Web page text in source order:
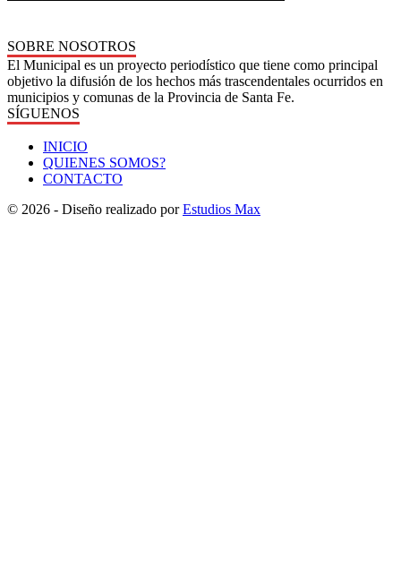
SOBRE NOSOTROS
El Municipal es un proyecto periodístico que tiene como principal
objetivo la difusión de los hechos más trascendentales ocurridos en
municipios y comunas de la Provincia de Santa Fe.
SÍGUENOS
INICIO
QUIENES SOMOS?
CONTACTO
© 2026 - Diseño realizado porEstudios Max